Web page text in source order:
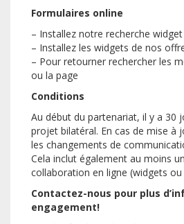
Formulaires online
– Installez notre recherche
– Installez les widgets de nos
– Pour retourner rechercher les
ou la page
Conditions
Au début du partenariat, il y a 30
projet bilatéral. En cas de mise à
les changements de
Cela inclut également au moins
collaboration en ligne (widgets
Contactez-nous pour plus
engagement!